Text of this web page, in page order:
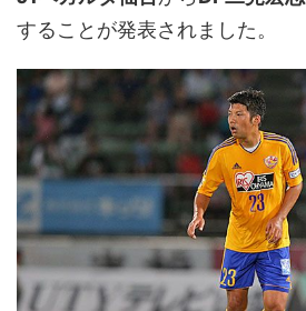
することが発表されました。